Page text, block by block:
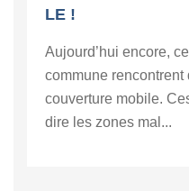
LE !
Aujourd’hui encore,
commune rencontrent
couverture mobile.
dire les zones mal...